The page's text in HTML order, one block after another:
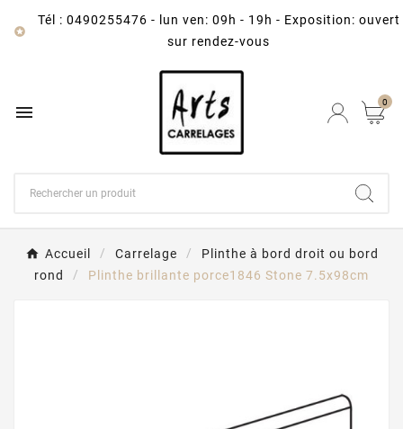

Tél : 0490255476 -
lun ven: 09h - 19h - Exposition: ouvert
sur rendez-vous
 0
Accueil Carrelage
Plinthe à bord droit ou bord
rond
Plinthe brillante porce1846 Stone 7.5x98cm